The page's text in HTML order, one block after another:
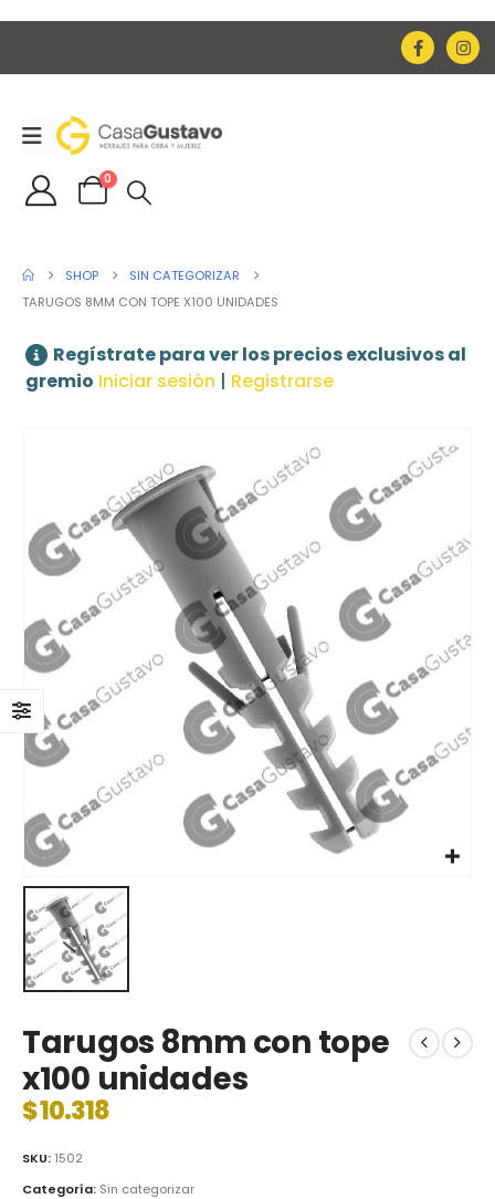
0
SHOP
SIN CATEGORIZAR
TARUGOS 8MM CON TOPE X100 UNIDADES
Regístrate para ver los precios exclusivos al
gremio Iniciar sesión | Registrarse
Tarugos 8mm con tope
x100 unidades
$10.318
SKU: 1502
Categoría: Sin categorizar